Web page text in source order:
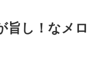
旨し！なメ